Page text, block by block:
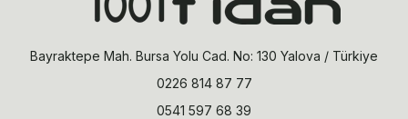
Bayraktepe Mah. Bursa Yolu Cad. No: 130 Yalova / Türkiye
0226 814 87 77
0541 597 68 39